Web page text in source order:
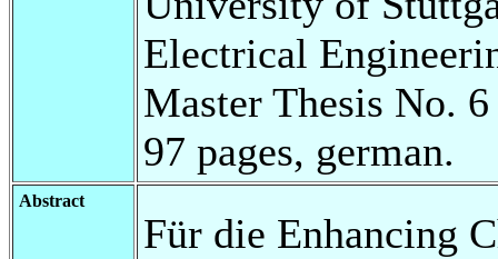
Electrical
Master Thesis No.
97 pages, german.
Abstract
Für die Enhancing